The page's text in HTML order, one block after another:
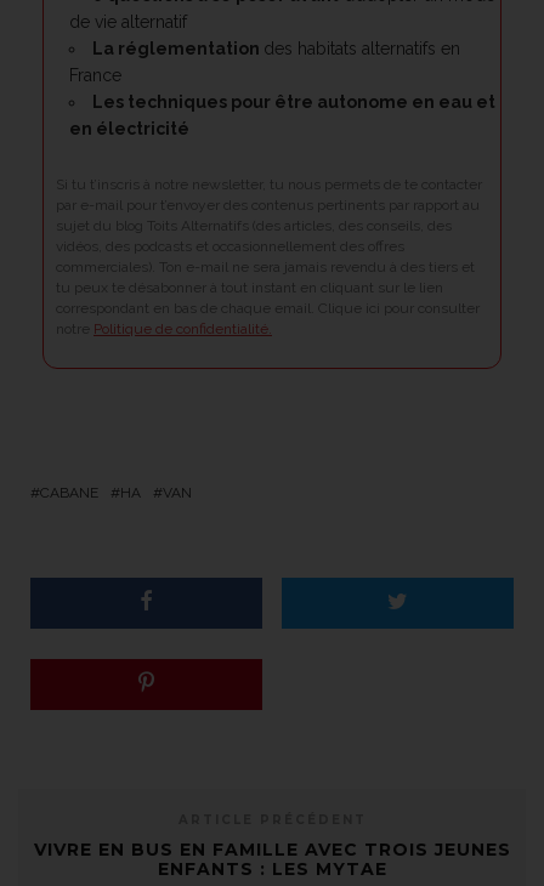
de vie alternatif
La réglementation des habitats alternatifs en
France
Les techniques pour être autonome en eau et
en électricité
Si tu t’inscris à notre newsletter, tu nous permets de te contacter
par e-mail pour t’envoyer des contenus pertinents par rapport au
sujet du blog Toits Alternatifs (des articles, des conseils, des
vidéos, des podcasts et occasionnellement des offres
commerciales). Ton e-mail ne sera jamais revendu à des tiers et
tu peux te désabonner à tout instant en cliquant sur le lien
correspondant en bas de chaque email. Clique ici pour consulter
notre Politique de confidentialité.
CABANE HA VAN
VIVRE EN BUS EN FAMILLE AVEC TROIS JEUNES
ENFANTS : LES MYTAE